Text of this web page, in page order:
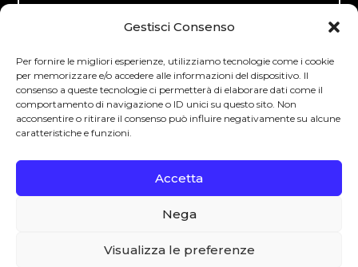
Gestisci Consenso
Per fornire le migliori esperienze, utilizziamo tecnologie come i cookie
per memorizzare e/o accedere alle informazioni del dispositivo. Il
consenso a queste tecnologie ci permetterà di elaborare dati come il
comportamento di navigazione o ID unici su questo sito. Non
acconsentire o ritirare il consenso può influire negativamente su alcune
caratteristiche e funzioni.
Accetta
Nega
Visualizza le preferenze
Iscriviti alla newsletter
Degustibus invita al consumo responsabile.
La vendita di bevande alcoliche è vietata ai
Paese di residenza. L’abuso di alcol è
pericoloso per la salute.